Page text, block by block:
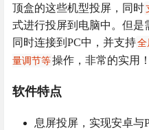
顶盒的这些机型投屏，同时
式进行投屏到电脑中。但是
同时连接到PC中，并支持全
量调节等操作，非常的实用！
软件特点
息屏投屏，实现安卓与